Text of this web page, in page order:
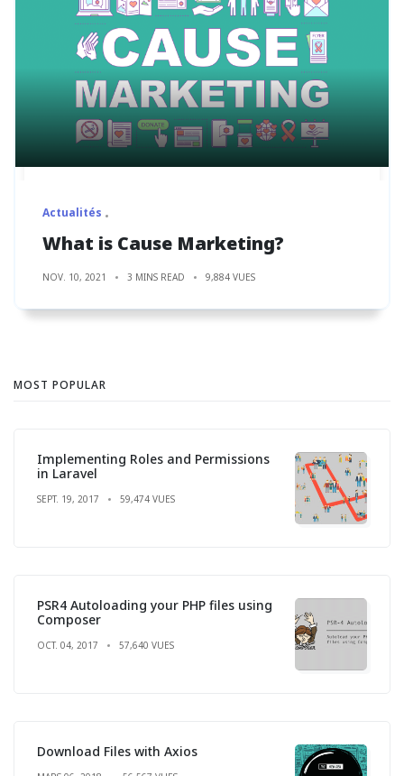
Actualités
What is Cause Marketing?
NOV. 10, 2021 3 MINS READ 9,884 VUES
MOST POPULAR
Implementing Roles and Permissions
in Laravel
SEPT. 19, 2017 59,474 VUES
PSR4 Autoloading your PHP files using
Composer
OCT. 04, 2017 57,640 VUES
Download Files with Axios